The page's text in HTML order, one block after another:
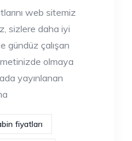
web sitemiz
sizlere daha iyi
gündüz çalışan
olmaya
yayınlanan
fiyatları